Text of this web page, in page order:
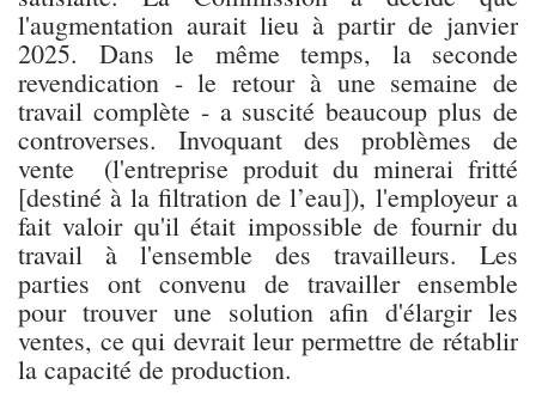
l'augmentation aurait lieu à partir de janvier
2025. Dans le même temps, la seconde
revendication - le retour à une semaine de
travail complète - a suscité beaucoup plus de
controverses. Invoquant des problèmes de
vente (l'entreprise produit du minerai fritté
[destiné à la filtration de l’eau]), l'employeur a
fait valoir qu'il était impossible de fournir du
travail à l'ensemble des travailleurs. Les
parties ont convenu de travailler ensemble
pour trouver une solution afin d'élargir les
ventes, ce qui devrait leur permettre de rétablir
la capacité de production.